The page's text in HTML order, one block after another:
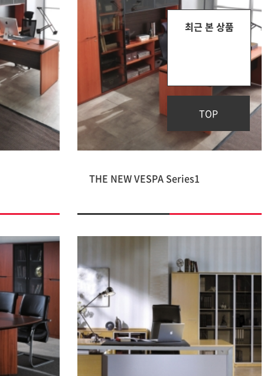
THE NEW VESPA Series1
최근 본 상품
TOP